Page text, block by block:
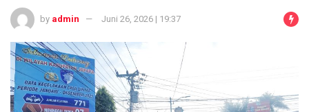
by admin Juni 26, 2026 | 19:37